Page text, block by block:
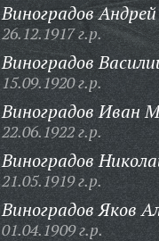
Виноградов
26.12.1917 г.р.
Виноградов
15.09.1920 г.р.
Виноградов Иван
22.06.1922 г.р.
Виноградов
21.05.1919 г.р.
Виноградов Яков
01.04.1909 г.р.